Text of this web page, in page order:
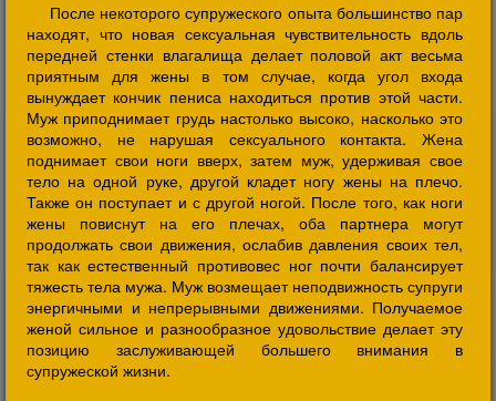
После некоторого супружеского опыта большинство пар
находят, что новая сексуальная чувствительность вдоль
передней стенки влагалища делает половой акт весьма
приятным для жены в том случае, когда угол входа
вынуждает кончик пениса находиться против этой части.
Муж приподнимает грудь настолько высоко, насколько это
возможно, не нарушая сексуального контакта. Жена
поднимает свои ноги вверх, затем муж, удерживая свое
тело на одной руке, другой кладет ногу жены на плечо.
Также он поступает и с другой ногой. После того, как ноги
жены повиснут на его плечах, оба партнера могут
продолжать свои движения, ослабив давления своих тел,
так как естественный противовес ног почти балансирует
тяжесть тела мужа. Муж возмещает неподвижность супруги
энергичными и непрерывными движениями. Получаемое
женой сильное и разнообразное удовольствие делает эту
позицию заслуживающей большего внимания в
супружеской жизни.